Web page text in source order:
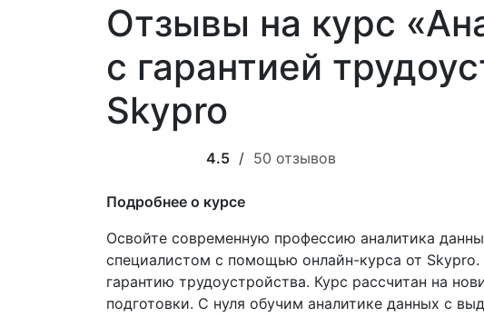
Отзывы на курс
с гарантией
Skypro
4.5 / 50 отзывов
Подробнее о курсе
Освойте современную профессию аналитика
специалистом с помощью онлайн-курса от Skypro.
гарантию трудоустройства. Курс рассчитан на
подготовки. С нуля обучим аналитике данных с